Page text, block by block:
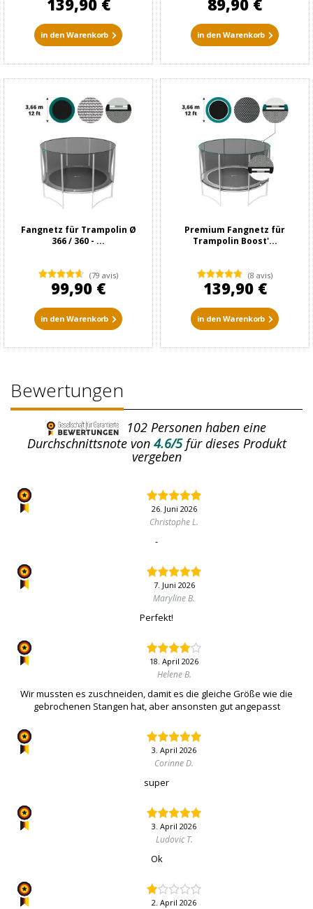
139,90 €
in den Warenkorb
89,90 €
in den Warenkorb
Fangnetz für Trampolin Ø
366 / 360 - ...
(79 avis)
99,90 €
in den Warenkorb
Premium Fangnetz für
Trampolin Boost'...
(8 avis)
139,90 €
in den Warenkorb
Bewertungen
102 Personen haben eine
Durchschnittsnote von4.6/5für dieses Produkt
vergeben
26. Juni 2026
Christophe L.
-
7. Juni 2026
Maryline B.
Perfekt!
18. April 2026
Helene B.
Wir mussten es zuschneiden, damit es die gleiche Größe wie die
gebrochenen Stangen hat, aber ansonsten gut angepasst
3. April 2026
Corinne D.
super
3. April 2026
Ludovic T.
Ok
2. April 2026